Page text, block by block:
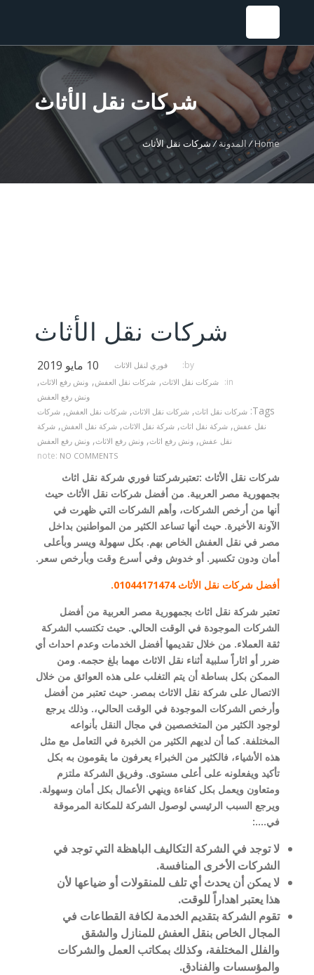
شركات نقل الأثاث
Home
/المدونة/شركات نقل الأثاث
شركات نقل الأثاث
10 مايو 2019 by: فوري لنقل الاثاث
in: شركات نقل الاثاث, شركات نقل العفش, ونش رفع الاثاث,
ونش رفع العفش
Tags: شركات نقل اثاث, شركات نقل الاثاث, شركات نقل العفش, شركات
نقل عفش, شركة نقل اثاث, شركة نقل الاثاث, شركة نقل العفش, شركة
نقل عفش, ونش رفع اثاث, ونش رفع الاثاث, ونش رفع العفش
note: NO COMMENTS
شركات نقل الأثاث​ :تعتبرشركتنا فوري شركة نقل اثاث
بجمهورية مصر العربية. من أفضل شركات نقل الأثاث حيث
أنها من أرخص الشركات، وأهم الشركات التي ظهرت في
الآونة الأخيرة. حيث أنها تساعد الكثير من المواطنين بداخل
مصر في نقل العفش الخاص بهم. بكل سهولة ويسر وبأعلى
أمان ودون تكسير. أو خدوش وفي أسرع وقت وبأرخص سعر.
أفضل شركات نقل الأثاث 01044171474.
تعتبر شركة نقل اثاث بجمهورية مصر العربية من أفضل
الشركات الموجودة في الوقت الحالي. حيث تكتسب الشركة
ثقة العملاء. من خلال تقديمها أفضل الخدمات وعدم احداث أي
ضرر أو اثاراً سلبية أثناء نقل الاثاث مهما بلغ حجمه. ومن
الممكن بكل بساطة أن يتم التغلب على هذه العوائق من خلال
الاتصال على شركة نقل الاثاث بمصر. حيث تعتبر من أفضل
وأرخص الشركات الموجودة في الوقت الحالي،. وذلك يرجع
لوجود الكثير من المتخصصين في مجال النقل بأنواعه
المختلفة. كما أن لديهم الكثير من الخبرة في التعامل مع مثل
هذه الأشياء، فالكثير من الخبراء يعرفون ما يقومون به بكل
تأكيد ويفعلونه على أعلى مستوى. وفريق الشركة ملتزم
ومتعاون ويعمل بكل كفاءة وينهي الأعمال بكل أمان وسهولة.
ويرجع السبب الرئيسي لوصول الشركة للمكانة المرموقة
في….:
لا توجد في الشركة التكاليف الباهظة التي توجد في
الشركات الأخرى المنافسة.
لا يمكن أن يحدث أي تلف للمنقولات أو ضياعها لأن
هذا يعتبر اهداراً للوقت.
تقوم الشركة بتقديم الخدمة لكافة القطاعات في
المجال الخاص بنقل العفش للمنازل والشقق
والفلل المختلفة، وكذلك بمكاتب العمل والشركات
والمؤسسات والفنادق.